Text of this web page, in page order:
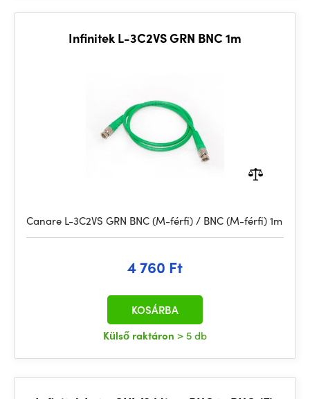
Infinitek L-3C2VS GRN BNC 1m
Canare L-3C2VS GRN BNC (M-férfi) / BNC (M-férfi) 1m
4 760 Ft
Külső raktáron > 5 db
KOSÁRBA